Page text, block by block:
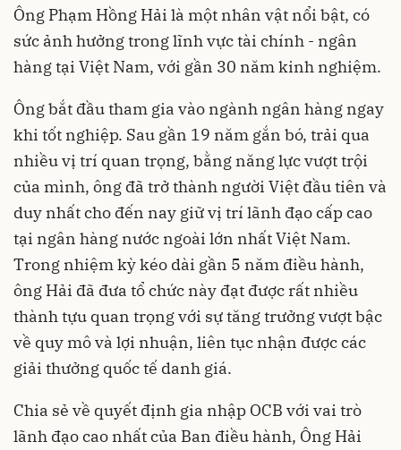
Ông Phạm Hồng Hải là một nhân vật nổi bật, có
sức ảnh hưởng trong lĩnh vực tài chính - ngân
hàng tại Việt Nam, với gần 30 năm kinh nghiệm.
Ông bắt đầu tham gia vào ngành ngân hàng ngay
khi tốt nghiệp. Sau gần 19 năm gắn bó, trải qua
nhiều vị trí quan trọng, bằng năng lực vượt trội
của mình, ông đã trở thành người Việt đầu tiên và
duy nhất cho đến nay giữ vị trí lãnh đạo cấp cao
tại ngân hàng nước ngoài lớn nhất Việt Nam.
Trong nhiệm kỳ kéo dài gần 5 năm điều hành,
ông Hải đã đưa tổ chức này đạt được rất nhiều
thành tựu quan trọng với sự tăng trưởng vượt bậc
về quy mô và lợi nhuận, liên tục nhận được các
giải thưởng quốc tế danh giá.
Chia sẻ về quyết định gia nhập OCB với vai trò
lãnh đạo cao nhất của Ban điều hành, Ông Hải